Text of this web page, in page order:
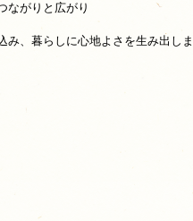
ながりと広がり
、暮らしに心地よさを生み出し